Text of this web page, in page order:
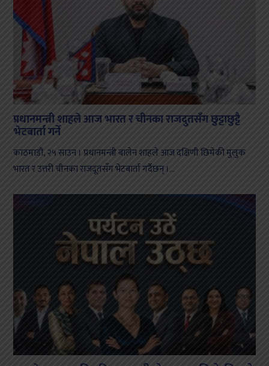
प्रधानमन्त्री शाहले आज भारत र चीनका राजदुतसँग छुट्टाछुट्टै
भेटबार्ता गर्ने
काठमाडौं, २५ साउन । प्रधानमन्त्री बालेन शाहले आज दक्षिणी छिमेकी मुलुक
भारत र उत्तरी चीनका राजदूतसँग भेटबार्ता गर्दैछन् ।...